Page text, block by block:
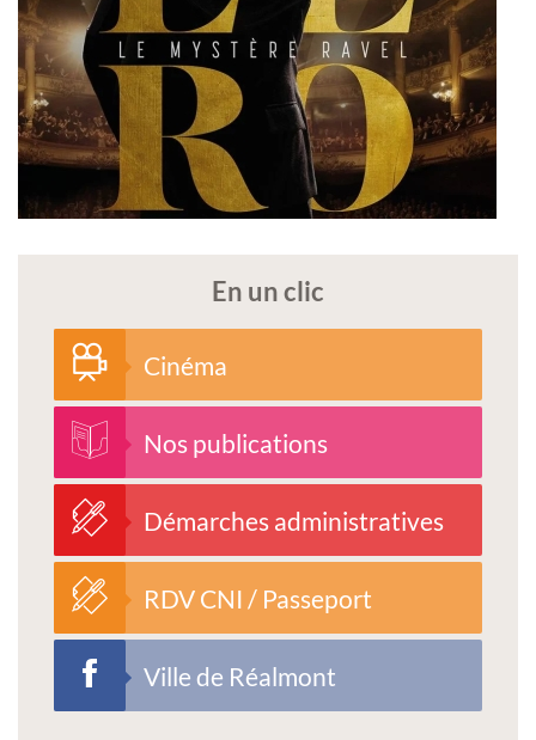
En un clic
Cinéma
Nos publications
Démarches administratives
RDV CNI / Passeport
Ville de Réalmont